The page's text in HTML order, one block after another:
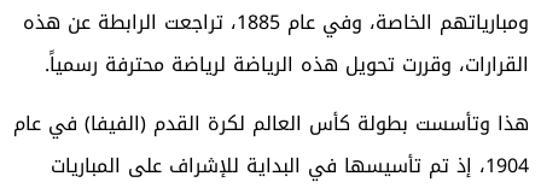
ومبارياتهم الخاصة، وفي عام 1885، تراجعت الرابطة عن هذه
القرارات، وقررت تحويل هذه الرياضة لرياضة محترفة رسمياً.
هذا وتأسست بطولة كأس العالم لكرة القدم (الفيفا) في عام
1904، إذ تم تأسيسها في البداية للإشراف على المباريات